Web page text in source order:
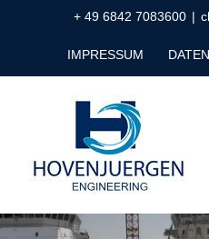
+ 49 6842 7083600 |
IMPRESSUM